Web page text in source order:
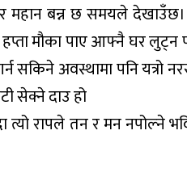
महान बन्न छ समयले
मौका पाए आफ्नै घर लुट्न
सकिने अवस्थामा पनि यत्रो
सेक्ने दाउ हो
त्यो रापले तन र मन नपोल्ने